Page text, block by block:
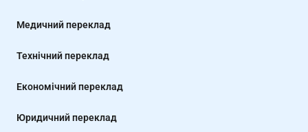
Медичний переклад
Технічний переклад
Економічний переклад
Юридичний переклад